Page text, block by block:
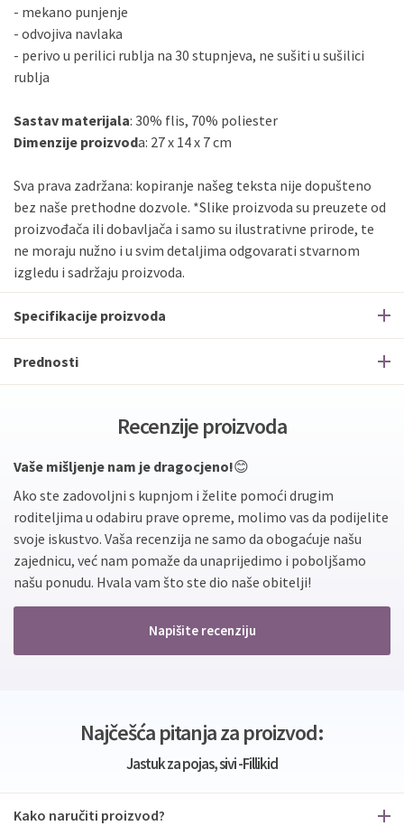
- mekano punjenje
- odvojiva navlaka
- perivo u perilici rublja na 30 stupnjeva, ne sušiti u sušilici
rublja
Sastav materijala: 30% flis, 70% poliester
Dimenzije proizvoda: 27 x 14 x 7 cm
Sva prava zadržana: kopiranje našeg teksta nije dopušteno
bez naše prethodne dozvole. *Slike proizvoda su preuzete od
proizvođača ili dobavljača i samo su ilustrativne prirode, te
ne moraju nužno i u svim detaljima odgovarati stvarnom
izgledu i sadržaju proizvoda.
Specifikacije proizvoda
Prednosti
Recenzije proizvoda
Vaše mišljenje nam je dragocjeno!😊
Ako ste zadovoljni s kupnjom i želite pomoći drugim
roditeljima u odabiru prave opreme, molimo vas da podijelite
svoje iskustvo. Vaša recenzija ne samo da obogaćuje našu
zajednicu, već nam pomaže da unaprijedimo i poboljšamo
našu ponudu. Hvala vam što ste dio naše obitelji!
Napišite recenziju
Najčešća pitanja za proizvod:
Jastuk za pojas, sivi -Fillikid
Kako naručiti proizvod?